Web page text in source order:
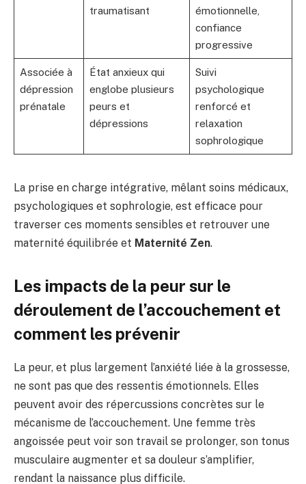
traumatisant
émotionnelle,
confiance
progressive
Associée à
dépression
prénatale
État anxieux qui
englobe plusieurs
peurs et
dépressions
Suivi
psychologique
renforcé et
relaxation
sophrologique
La prise en charge intégrative, mêlant soins médicaux,
psychologiques et sophrologie, est efficace pour
traverser ces moments sensibles et retrouver une
maternité équilibrée et Maternité Zen.
Les impacts de la peur sur le
déroulement de l’accouchement et
comment les prévenir
La peur, et plus largement l’anxiété liée à la grossesse,
ne sont pas que des ressentis émotionnels. Elles
peuvent avoir des répercussions concrètes sur le
mécanisme de l’accouchement. Une femme très
angoissée peut voir son travail se prolonger, son tonus
musculaire augmenter et sa douleur s’amplifier,
rendant la naissance plus difficile.